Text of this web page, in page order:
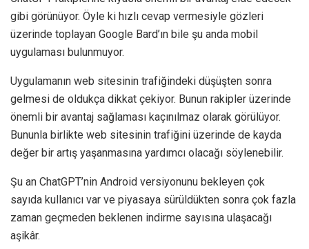
gibi görünüyor. Öyle ki hızlı cevap vermesiyle gözleri
üzerinde toplayan Google Bard’ın bile şu anda mobil
uygulaması bulunmuyor.
Uygulamanın web sitesinin trafiğindeki düşüşten sonra
gelmesi de oldukça dikkat çekiyor. Bunun rakipler üzerinde
önemli bir avantaj sağlaması kaçınılmaz olarak görülüyor.
Bununla birlikte web sitesinin trafiğini üzerinde de kayda
değer bir artış yaşanmasına yardımcı olacağı söylenebilir.
Şu an ChatGPT’nin Android versiyonunu bekleyen çok
sayıda kullanıcı var ve piyasaya sürüldükten sonra çok fazla
zaman geçmeden beklenen indirme sayısına ulaşacağı
aşikâr.